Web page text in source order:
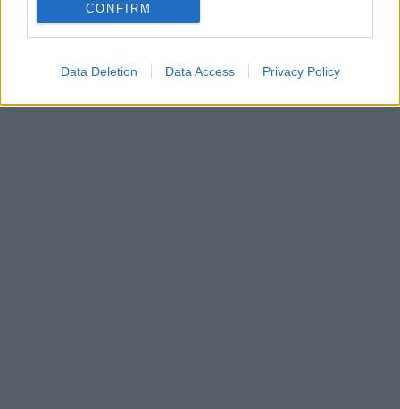
CONFIRM
Data Deletion Data Access Privacy Policy